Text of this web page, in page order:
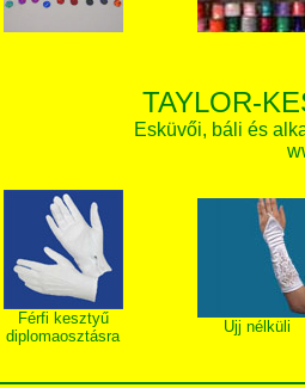
TAYLOR-
Esküvői, báli és
Férfi kesztyű
diplomaosztásra
Ujj nélküli